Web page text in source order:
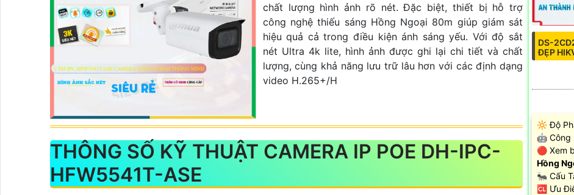
chất lượng hình ảnh rõ nét. Đặc biệt, thiết bị hỗ trợ
công nghệ thiếu sáng Hồng Ngoại 80m giúp giám sát
hiệu quả cả trong điều kiện ánh sáng yếu. Với độ sắt
nét Ultra 4k lite, hình ảnh được ghi lại chi tiết và chất
lượng, cùng khả năng lưu trữ lâu hơn với các định dạng
video H.265+/H
THÔNG SỐ KỸ THUẬT CAMERA IP POE DH-IPC-
HFW5541T-ASE
DS-
ĐẸP
🔆 Độ
🤖️ Công
🔴 Xem
Hồng
🐜 Cấu
️🆑 Ưu